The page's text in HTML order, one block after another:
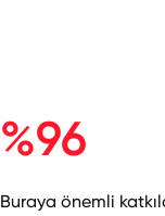
%96
Buraya önemli